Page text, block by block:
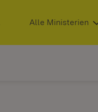
(Öffnet in neuem Fenster)
Alle Ministerien